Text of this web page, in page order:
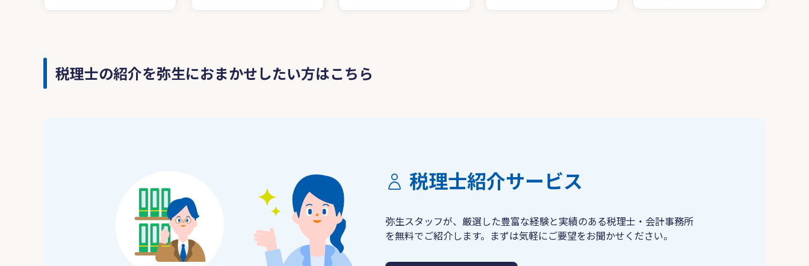
税理士の紹介を弥生におまかせしたい方はこちら
税理士紹介サービス
弥生スタッフが、厳選した豊富な経験と実績のある税理士・会計事務所
を無料でご紹介します。まずは気軽にご要望をお聞かせください。